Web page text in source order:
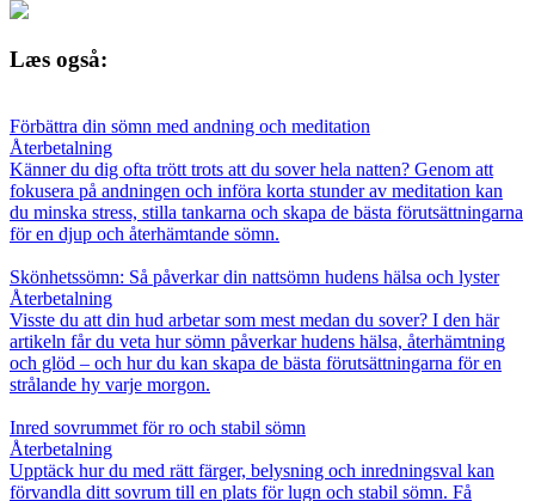
Læs også:
Förbättra din sömn med andning och meditation
Återbetalning
Känner du dig ofta trött trots att du sover hela natten? Genom att
fokusera på andningen och införa korta stunder av meditation kan
du minska stress, stilla tankarna och skapa de bästa förutsättningarna
för en djup och återhämtande sömn.
Skönhetssömn: Så påverkar din nattsömn hudens hälsa och lyster
Återbetalning
Visste du att din hud arbetar som mest medan du sover? I den här
artikeln får du veta hur sömn påverkar hudens hälsa, återhämtning
och glöd – och hur du kan skapa de bästa förutsättningarna för en
strålande hy varje morgon.
Inred sovrummet för ro och stabil sömn
Återbetalning
Upptäck hur du med rätt färger, belysning och inredningsval kan
förvandla ditt sovrum till en plats för lugn och stabil sömn. Få